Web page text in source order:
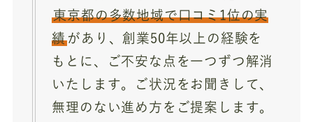
東京都の多数地域で口コミ1位の実
績 があり、創業50年以上の経験を
もとに、ご不安な点を一つずつ解消
いたします。ご状況をお聞きして、
無理のない進め方をご提案します。